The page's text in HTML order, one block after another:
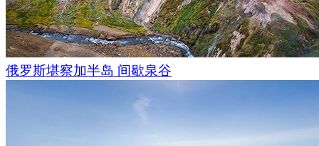
俄罗斯堪察加半岛 间歇泉谷